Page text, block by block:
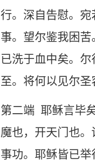
行。深自告慰。
事。望尔鉴我困
已洗于血中矣。
至。将何以见尔
第二端 耶稣言毕
魔也，开天门也
事功。耶稣皆已